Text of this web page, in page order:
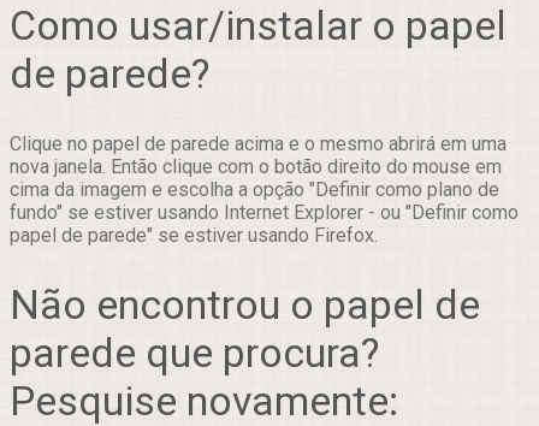
Como usar/instalar o papel
de parede?
Clique no papel de parede acima e o mesmo abrirá em uma
nova janela. Então clique com o botão direito do mouse em
cima da imagem e escolha a opção "Definir como plano de
fundo" se estiver usando Internet Explorer - ou "Definir como
papel de parede" se estiver usando Firefox.
Não encontrou o papel de
parede que procura?
Pesquise novamente: